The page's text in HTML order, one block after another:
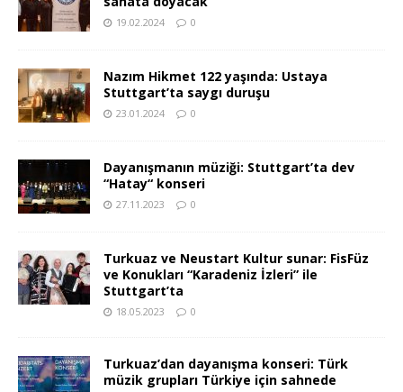
19.02.2024 0
Nazım Hikmet 122 yaşında: Ustaya
Stuttgart’ta saygı duruşu
23.01.2024 0
Dayanışmanın müziği: Stuttgart’ta dev
“Hatay“ konseri
27.11.2023 0
Turkuaz ve Neustart Kultur sunar: FisFüz
ve Konukları “Karadeniz İzleri” ile
Stuttgart’ta
18.05.2023 0
Turkuaz’dan dayanışma konseri: Türk
müzik grupları Türkiye için sahnede